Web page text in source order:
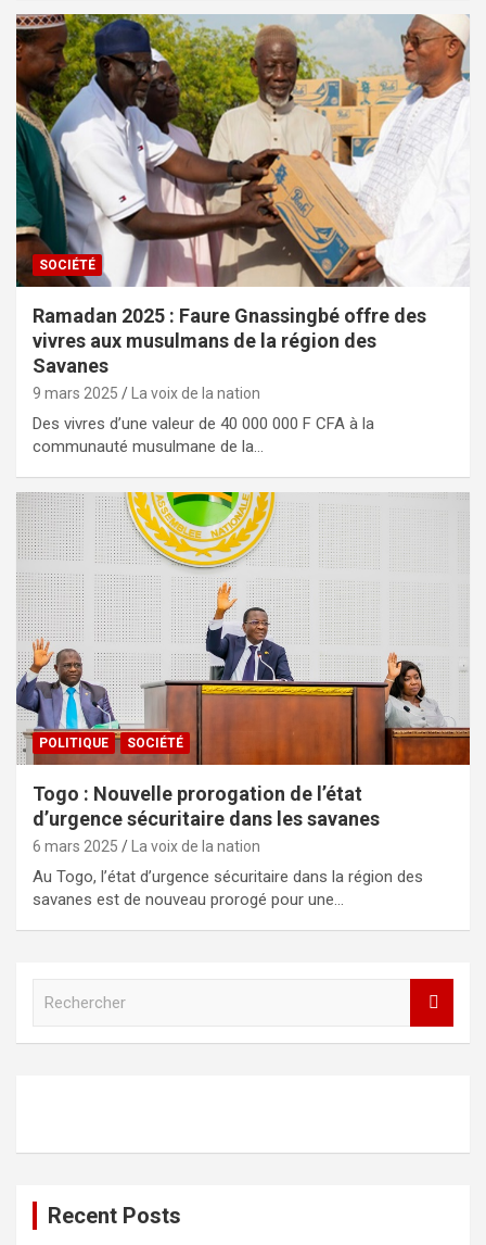
SOCIÉTÉ
Ramadan 2025 : Faure Gnassingbé offre des
vivres aux musulmans de la région des
Savanes
9 mars 2025 La voix de la nation
Des vivres d’une valeur de 40 000 000 F CFA à la
communauté musulmane de la…
POLITIQUE SOCIÉTÉ
Togo : Nouvelle prorogation de l’état
d’urgence sécuritaire dans les savanes
6 mars 2025 La voix de la nation
Au Togo, l’état d’urgence sécuritaire dans la région des
savanes est de nouveau prorogé pour une…
h
Recent Posts